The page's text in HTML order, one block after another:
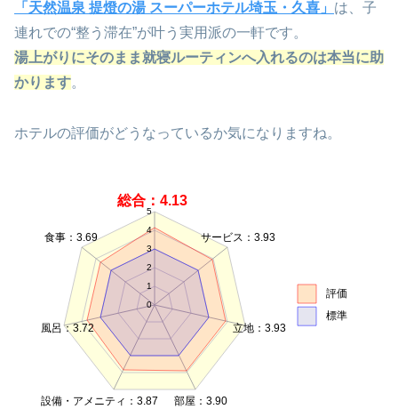
「天然温泉 提燈の湯 スーパーホテル埼玉・久喜」 は、子
連れでの“整う滞在”が叶う実用派の一軒です。
湯上がりにそのまま就寝ルーティンへ入れるのは本当に助
かります。
ホテルの評価がどうなっているか気になりますね。
0
1
2
3
4
5
総合：4.13
サービス：3.93
立地：3.93
部屋：3.90
設備・アメニティ：3.87
風呂：3.72
食事：3.69
評価
標準